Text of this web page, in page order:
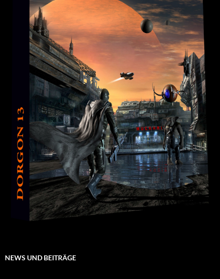
NEWS UND BEITRÄGE